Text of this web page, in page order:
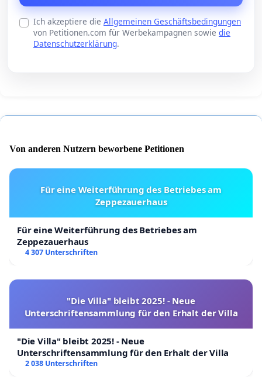
Ich akzeptiere die Allgemeinen Geschäftsbedingungen
von Petitionen.com für Werbekampagnen sowie die
Datenschutzerklärung.
Von anderen Nutzern beworbene Petitionen
Für eine Weiterführung des Betriebes am
Zeppezauerhaus
Für eine Weiterführung des Betriebes am
Zeppezauerhaus
4 307 Unterschriften
"Die Villa" bleibt 2025! - Neue
Unterschriftensammlung für den Erhalt der Villa
"Die Villa" bleibt 2025! - Neue
Unterschriftensammlung für den Erhalt der Villa
2 038 Unterschriften